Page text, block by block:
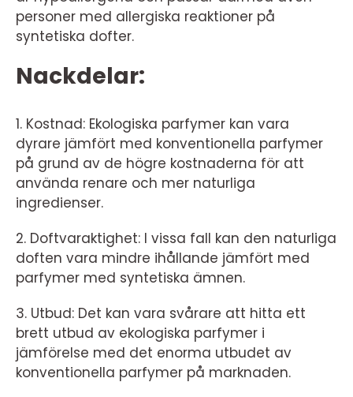
personer med allergiska reaktioner på
syntetiska dofter.
Nackdelar:
1. Kostnad: Ekologiska parfymer kan vara
dyrare jämfört med konventionella parfymer
på grund av de högre kostnaderna för att
använda renare och mer naturliga
ingredienser.
2. Doftvaraktighet: I vissa fall kan den naturliga
doften vara mindre ihållande jämfört med
parfymer med syntetiska ämnen.
3. Utbud: Det kan vara svårare att hitta ett
brett utbud av ekologiska parfymer i
jämförelse med det enorma utbudet av
konventionella parfymer på marknaden.